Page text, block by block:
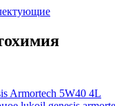
Armortech 5W40 4L